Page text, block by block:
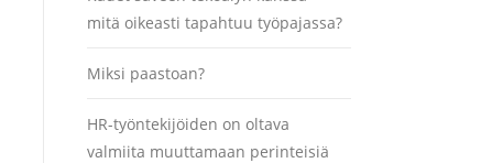
mitä oikeasti tapahtuu työpajassa?
Miksi paastoan?
HR-työntekijöiden on oltava
valmiita muuttamaan perinteisiä